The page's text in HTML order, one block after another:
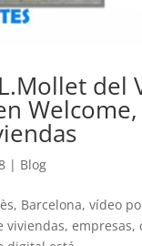
| Blog
Barcelona, vídeo